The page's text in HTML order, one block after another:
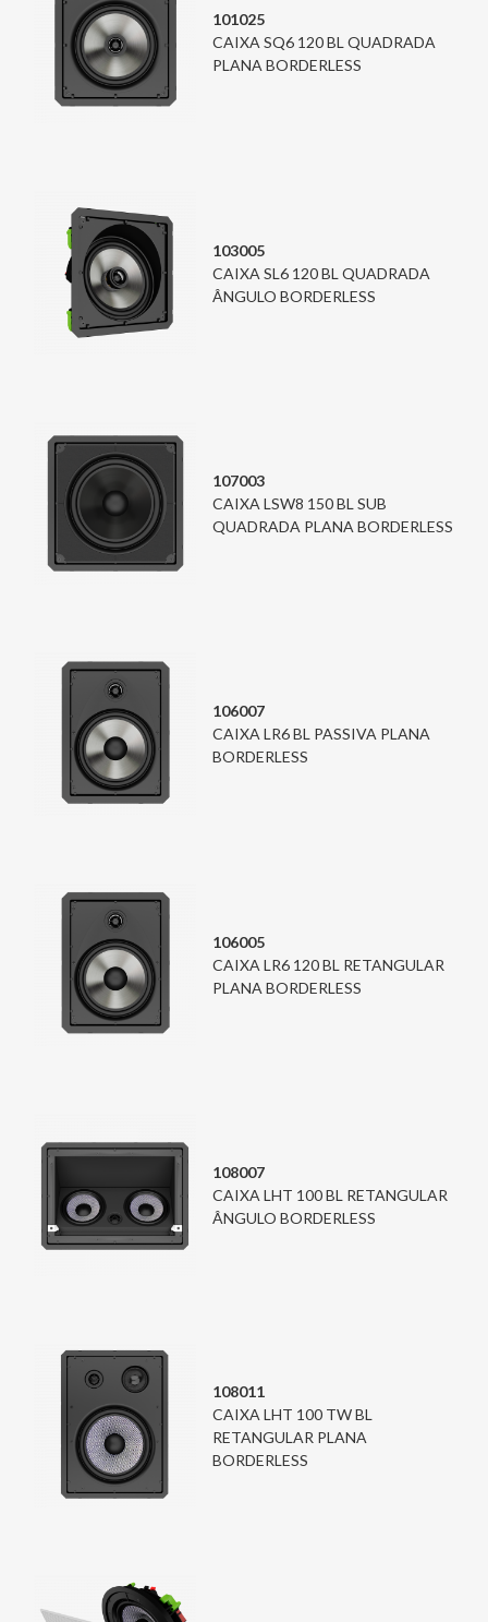
101025
CAIXA SQ6 120 BL QUADRADA
PLANA BORDERLESS
103005
CAIXA SL6 120 BL QUADRADA
ÂNGULO BORDERLESS
107003
CAIXA LSW8 150 BL SUB
QUADRADA PLANA BORDERLESS
106007
CAIXA LR6 BL PASSIVA PLANA
BORDERLESS
106005
CAIXA LR6 120 BL RETANGULAR
PLANA BORDERLESS
108007
CAIXA LHT 100 BL RETANGULAR
ÂNGULO BORDERLESS
108011
CAIXA LHT 100 TW BL
RETANGULAR PLANA
BORDERLESS